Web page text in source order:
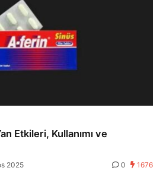
Etkileri, Kullanımı ve
2025 0 1676